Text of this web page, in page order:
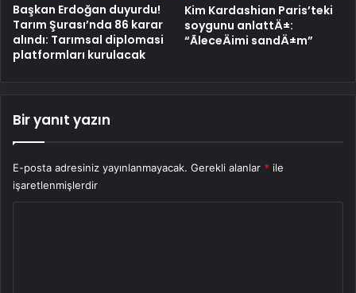
Başkan Erdoğan duyurdu!
Tarım Şurası’nda 86 karar
alındı: Tarımsal diplomasi
platformları kurulacak
Kim Kardashian Paris’teki
soygunu anlattÄ±:
“ÃleceÄimi sandÄ±m”
Bir yanıt yazın
E-posta adresiniz yayınlanmayacak. Gerekli alanlar * ile
işaretlenmişlerdir